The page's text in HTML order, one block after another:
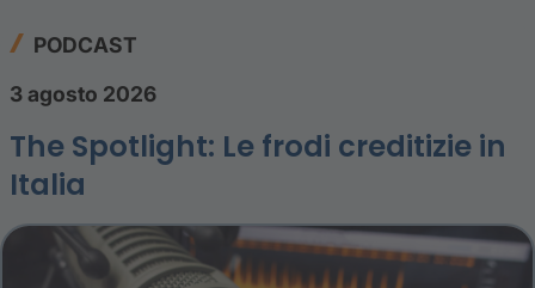
PODCAST
3 agosto 2026
The Spotlight: Le frodi creditizie in
Italia